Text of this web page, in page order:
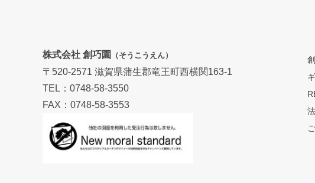
株式会社 創巧園 （そうこうえん）
〒520-2571 滋賀県蒲生郡竜王町西横関163-1
TEL：0748-58-3550
FAX：0748-58-3553